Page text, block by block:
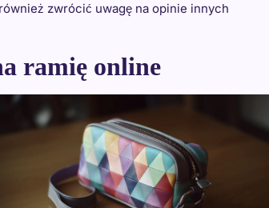
zwrócić uwagę na opinie innych
ramię online